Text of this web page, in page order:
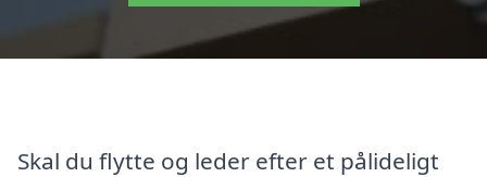
Skal du flytte og leder efter et pålideligt